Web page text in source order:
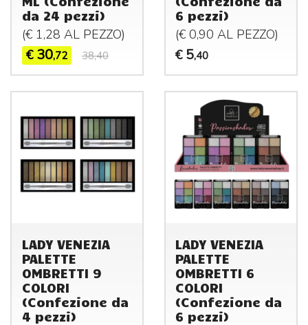
da 24 pezzi)
(€ 1,28 AL PEZZO)
€ 30,72 38,40
6 pezzi)
(€ 0,90 AL PEZZO)
€ 5,40
LADY VENEZIA
PALETTE
OMBRETTI 9
COLORI
(Confezione da
4 pezzi)
LADY VENEZIA
PALETTE
OMBRETTI 6
COLORI
(Confezione da
6 pezzi)